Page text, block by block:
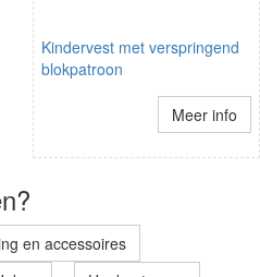
Kindervest met verspringend
blokpatroon
Meer info
en accessoires